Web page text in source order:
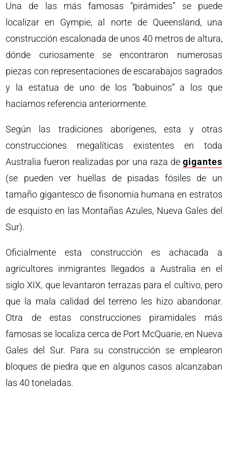
Una de las más famosas “pirámides” se puede
localizar en Gympie, al norte de Queensland, una
construcción escalonada de unos 40 metros de altura,
dónde curiosamente se encontraron numerosas
piezas con representaciones de escarabajos sagrados
y la estatua de uno de los “babuinos” a los que
hacíamos referencia anteriormente.
Según las tradiciones aborígenes, esta y otras
construcciones megalíticas existentes en toda
Australia fueron realizadas por una raza de gigantes
(se pueden ver huellas de pisadas fósiles de un
tamaño gigantesco de fisonomía humana en estratos
de esquisto en las Montañas Azules, Nueva Gales del
Sur).
Oficialmente esta construcción es achacada a
agricultores inmigrantes llegados a Australia en el
siglo XIX, que levantaron terrazas para el cultivo, pero
que la mala calidad del terreno les hizo abandonar.
Otra de estas construcciones piramidales más
famosas se localiza cerca de Port McQuarie, en Nueva
Gales del Sur. Para su construcción se emplearon
bloques de piedra que en algunos casos alcanzaban
las 40 toneladas.